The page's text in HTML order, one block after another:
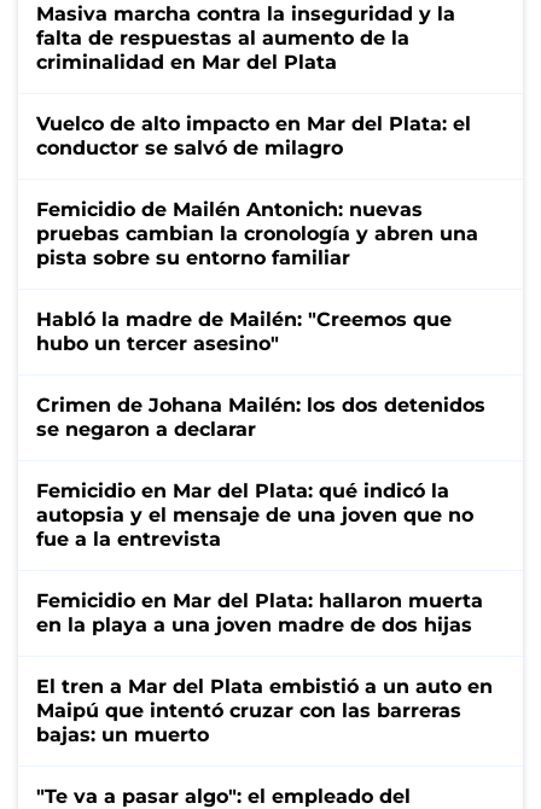
Masiva marcha contra la inseguridad y la
falta de respuestas al aumento de la
criminalidad en Mar del Plata
Vuelco de alto impacto en Mar del Plata: el
conductor se salvó de milagro
Femicidio de Mailén Antonich: nuevas
pruebas cambian la cronología y abren una
pista sobre su entorno familiar
Habló la madre de Mailén: "Creemos que
hubo un tercer asesino"
Crimen de Johana Mailén: los dos detenidos
se negaron a declarar
Femicidio en Mar del Plata: qué indicó la
autopsia y el mensaje de una joven que no
fue a la entrevista
Femicidio en Mar del Plata: hallaron muerta
en la playa a una joven madre de dos hijas
El tren a Mar del Plata embistió a un auto en
Maipú que intentó cruzar con las barreras
bajas: un muerto
"Te va a pasar algo": el empleado del